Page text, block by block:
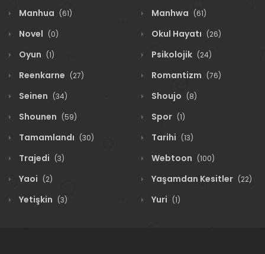
Manhua (61) Manhwa (61)
Novel (0) Okul Hayatı (26)
Oyun (1) Psikolojik (24)
Reenkarne (27) Romantizm (76)
Seinen (34) Shoujo (8)
Shounen (59) Spor (1)
Tamamlandı (30) Tarihi (13)
Trajedi (3) Webtoon (100)
Yaoi (2) Yaşamdan Kesitler (22)
Yetişkin (3) Yuri (1)